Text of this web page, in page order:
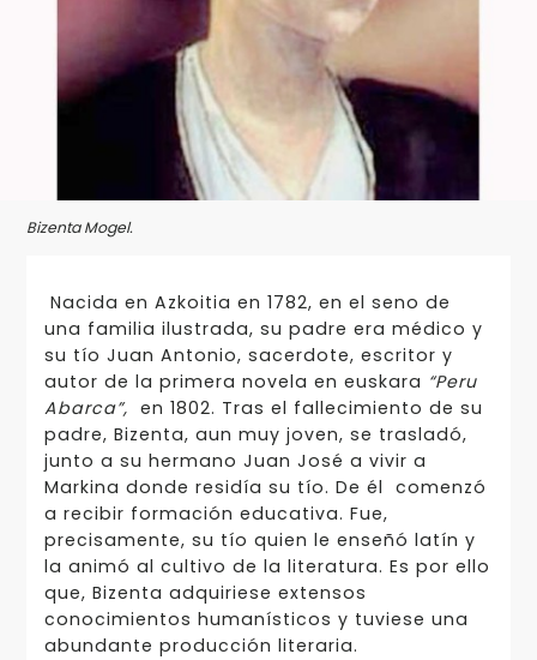
Bizenta Mogel.
Nacida en Azkoitia en 1782, en el seno de
una familia ilustrada, su padre era médico y
su tío Juan Antonio, sacerdote, escritor y
autor de la primera novela en euskara “Peru
Abarca”, en 1802. Tras el fallecimiento de su
padre, Bizenta, aun muy joven, se trasladó,
junto a su hermano Juan José a vivir a
Markina donde residía su tío. De él comenzó
a recibir formación educativa. Fue,
precisamente, su tío quien le enseñó latín y
la animó al cultivo de la literatura. Es por ello
que, Bizenta adquiriese extensos
conocimientos humanísticos y tuviese una
abundante producción literaria.